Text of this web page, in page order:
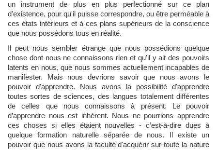
un instrument de plus en plus perfectionné sur ce plan
d'existence, pour qu'il puisse correspondre, ou être perméable à
ces états intérieurs et à ces plans supérieurs de la conscience
que nous possédons tous en réalité.
Il peut nous sembler étrange que nous possédions quelque
chose dont nous ne connaissons rien et qu'il y ait des pouvoirs
latents en nous, que nous sommes actuellement incapables de
manifester. Mais nous devrions savoir que nous avons le
pouvoir d'apprendre. Nous avons la possibilité d'apprendre
toutes sortes de sciences, des langues totalement différentes
de celles que nous connaissons à présent. Le pouvoir
d’apprendre nous est inhérent. Nous ne pourrions apprendre
ces choses si elles étaient nouvelles - c’est-à-dire dues à
quelque formation naturelle séparée de nous. Il existe un
pouvoir que nous avons la faculté d'acquérir sur toute la nature